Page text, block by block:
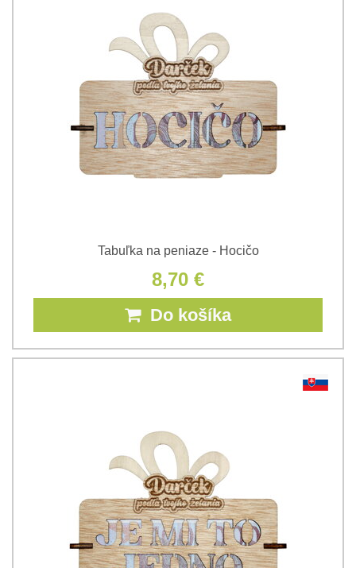
Tabuľka na peniaze - Hocičo
8,70 €
Do košíka